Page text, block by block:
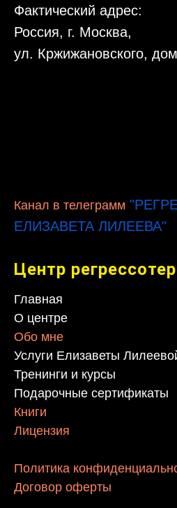
Фактический адрес:
Россия, г. Москва,
ул. Кржижановского,
Канал в телеграмм
ЕЛИЗАВЕТА ЛИЛЕЕВА"
Центр
Главная
О центре
Обо мне
Услуги Елизаветы
Тренинги и курсы
Подарочные сертификаты
Книги
Лицензия
Политика
Договор оферты